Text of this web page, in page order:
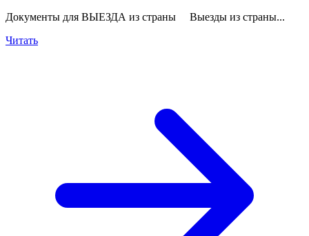
Документы для ВЫЕЗДА из страны Выезды из страны...
Читать